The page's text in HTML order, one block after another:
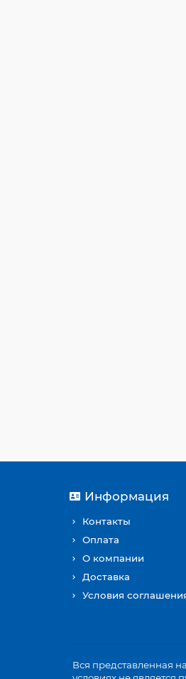
Информация
Контакты
Оплата
О компании
Доставка
Условия
Вся представленная